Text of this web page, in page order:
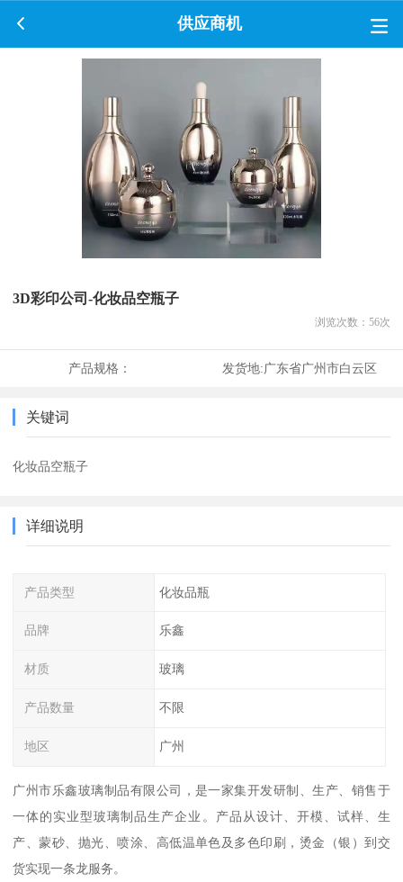
供应商机
3D彩印公司-化妆品空瓶子
浏览次数： 56次
产品规格： 发货地:广东省广州市白云区
关键词
化妆品空瓶子
详细说明
产品类型 化妆品瓶
品牌 乐鑫
材质 玻璃
产品数量 不限
地区 广州
广州市乐鑫玻璃制品有限公司，是一家集开发研制、生产、销售于
一体的实业型玻璃制品生产企业。产品从设计、开模、试样、生
产、蒙砂、抛光、喷涂、高低温单色及多色印刷，烫金（银）到交
货实现一条龙服务。